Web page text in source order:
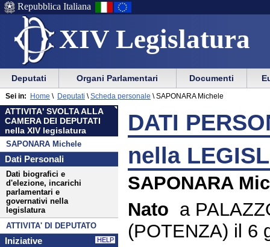
XIV Legislatura
Menu
di
ausilio
alla
navigazione
Vai
Menu
di
navigazione
principale
Repubblica Italiana
Menu
di
navigazione
principale
Vai
menu
di
sezione
Deputati Organi Parlamentari Documenti
ATTIVITA' SVOLTA ALLA
CAMERA DEI DEPUTATI
nella XIV legislatura
SAPONARA Michele
Dati Personali
Dati biografici e
d'elezione, incarichi
parlamentari e
governativi nella
legislatura
ATTIVITA' DI DEPUTATO
Iniziative HELP
Sei in: Home \ Deputati \ Scheda personale \ SAPONARA Michele
DATI
nella
SAPONARA
Nato a
(POTENZA) il 6